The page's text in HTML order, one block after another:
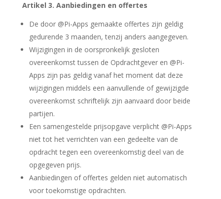
Artikel 3. Aanbiedingen en offertes
De door @Pi-Apps gemaakte offertes zijn geldig
gedurende 3 maanden, tenzij anders aangegeven.
Wijzigingen in de oorspronkelijk gesloten
overeenkomst tussen de Opdrachtgever en @Pi-
Apps zijn pas geldig vanaf het moment dat deze
wijzigingen middels een aanvullende of gewijzigde
overeenkomst schriftelijk zijn aanvaard door beide
partijen.
Een samengestelde prijsopgave verplicht @Pi-Apps
niet tot het verrichten van een gedeelte van de
opdracht tegen een overeenkomstig deel van de
opgegeven prijs.
Aanbiedingen of offertes gelden niet automatisch
voor toekomstige opdrachten.